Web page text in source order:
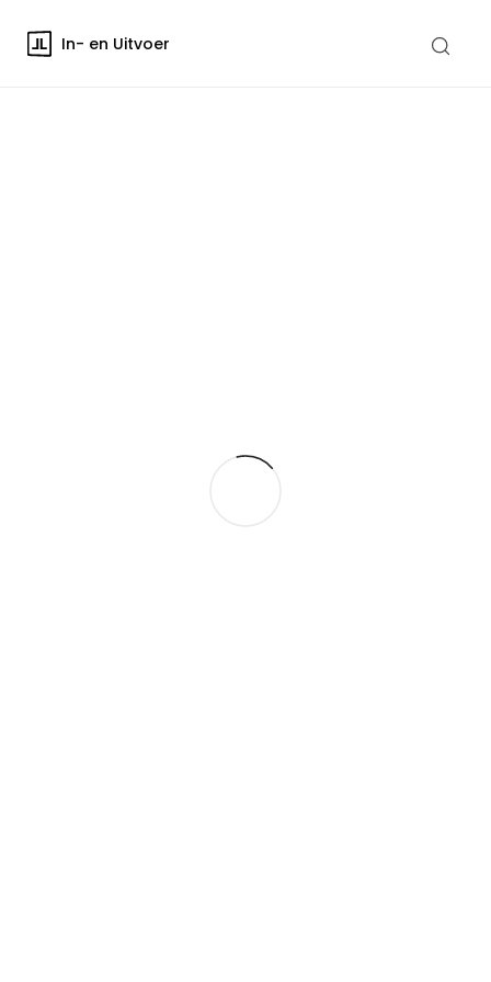
In- en Uitvoer